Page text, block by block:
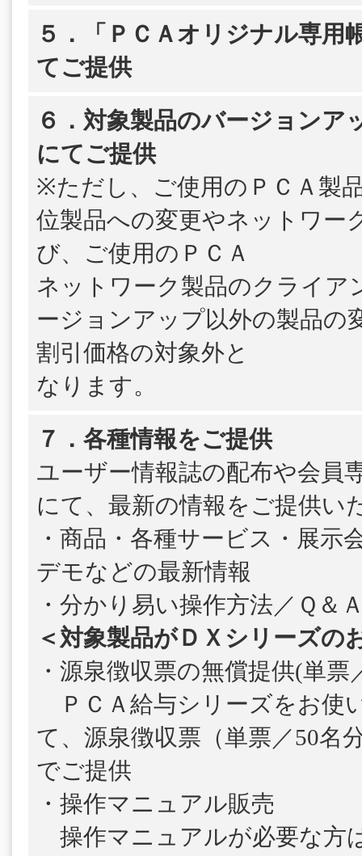
５．「ＰＣＡオリジナル専用
てご提供
６．対象製品のバージョンア
にてご提供
※ただし、ご使用のＰＣＡ製
位製品への変更やネットワー
び、ご使用のＰＣＡ
ネットワーク製品のクライア
ージョンアップ以外の製品の
割引価格の対象外と
なります。
７．各種情報をご提供
ユーザー情報誌の配布や会員
にて、最新の情報をご提供い
・商品・各種サービス・展示
デモなどの最新情報
・分かり易い操作方法／Ｑ＆
＜対象製品がＤＸシリーズの
・源泉徴収票の無償提供(単票
ＰＣＡ給与シリーズをお使
て、源泉徴収票（単票／50名
でご提供
・操作マニュアル販売
操作マニュアルが必要な方